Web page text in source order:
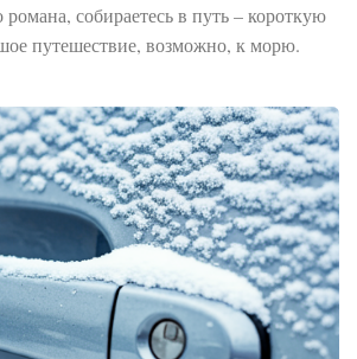
собираетесь в путь – короткую
путешествие, возможно, к морю.